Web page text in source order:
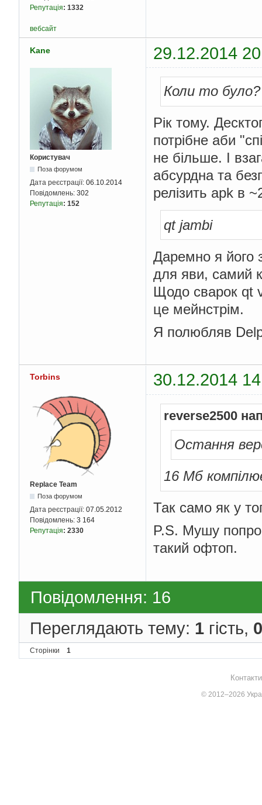
Репутація: 1332
вебсайт
Kane 29.12.2014
Користувач
Поза форумом
Дата реєстрації: 06.10.2014
Повідомлень: 302
Репутація: 152
Коли то було?
Рік тому.
потрібне аби
не більше. І
абсурдна та
релізить apk в
qt jambi
Даремно я його
для яви, самий
Щодо сварок qt
це мейнстрім.
Я полюбляв
Torbins 30.12.2014
Replace Team
Поза форумом
Дата реєстрації: 07.05.2012
Повідомлень: 3 164
Репутація: 2330
reverse2500
Остання
16 Мб
Так само як у
P.S. Мушу
такий офтоп.
Повідомлення: 16
Переглядають тему: 1 гість, 0
Сторінки 1
© 2012–2026